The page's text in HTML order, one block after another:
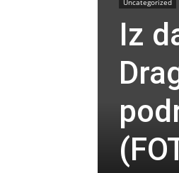
Uncategorized
Iz